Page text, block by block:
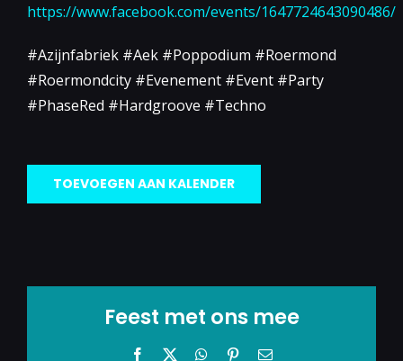
https://www.facebook.com/events/1647724643090486/
#Azijnfabriek #Aek #Poppodium #Roermond
#Roermondcity #Evenement #Event #Party
#PhaseRed #Hardgroove #Techno
TOEVOEGEN AAN KALENDER
Feest met ons mee
Facebook WhatsApp
Pinterest
E-